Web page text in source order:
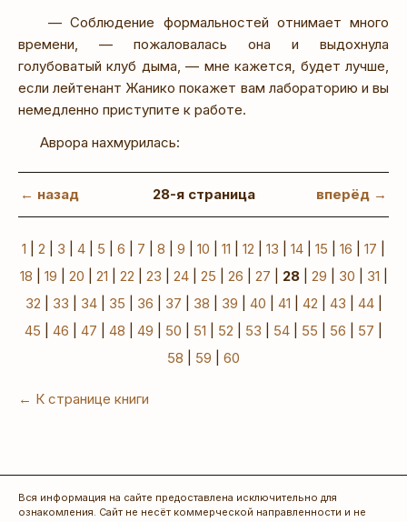
— Соблюдение формальностей отнимает много
времени, — пожаловалась она и выдохнула
голубоватый клуб дыма, — мне кажется, будет лучше,
если лейтенант Жанико покажет вам лабораторию и вы
немедленно приступите к работе.
Аврора нахмурилась:
← назад 28-я страница вперёд →
1 2 3 4 5 6 7 8 9 10 11 12 13 14 15 16 17
18
19 20 21 22 23 24| 25 26 27 28| 29 30 31
32
33 34| 35 36 37 38 39 40 41 42 43 44|
45
46 47 48 49 50 51 52 53 54 55 56 57
58
59 60
← К странице книги
Вся информация на сайте предоставлена исключительно для
ознакомления. Сайт не несёт коммерческой направленности и не